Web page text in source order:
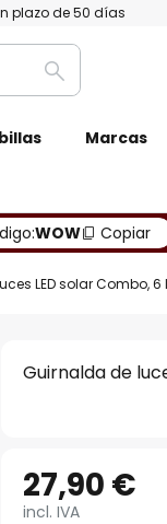
plazo de 50 días
Buscar
Marcas
WOW Copiar
LED solar Combo, 6
Guirnalda de
27,90 €
incl. IVA